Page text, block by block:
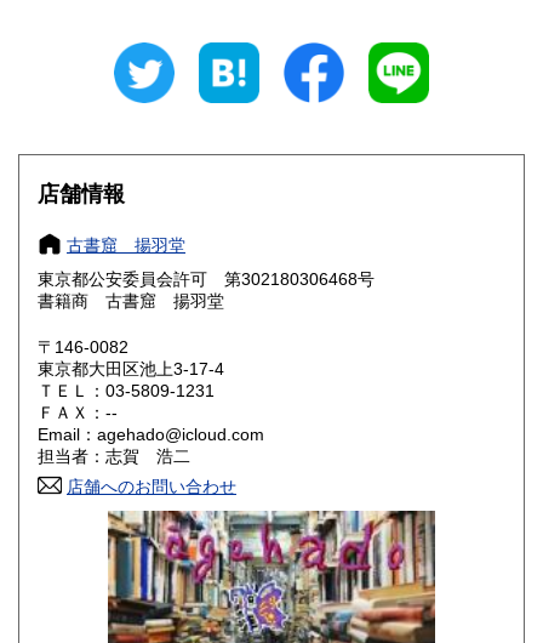
185円 三重県
大阪府
奈良県
鳥取県 185円 島根県
岡山県
山口県 185円
香川県
高知県 185円
185円 長崎県
185円 大分県
店舗情報
古書窟 揚羽堂
東京都公安委員会許可 第302180306468号
書籍商 古書窟 揚羽堂
〒146-0082
東京都大田区池上3-17-4
ＴＥＬ：03-5809-1231
ＦＡＸ：--
Email：agehado@icloud.com
担当者：志賀 浩二
店舗へのお問い合わせ